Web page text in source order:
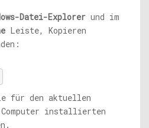
Datei-Explorer und im
Leiste, Kopieren
für den aktuellen
installierten